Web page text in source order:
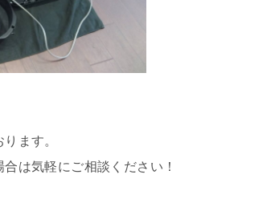
ます。
は気軽にご相談ください！